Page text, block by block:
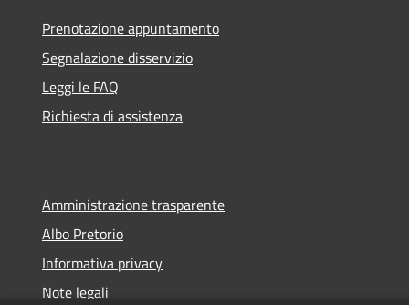
Prenotazione appuntamento
Segnalazione disservizio
Leggi le FAQ
Richiesta di assistenza
Amministrazione trasparente
Albo Pretorio
Informativa privacy
Note legali